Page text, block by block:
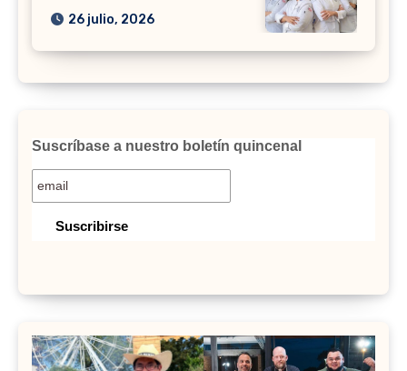
26 julio, 2026
Suscríbase a nuestro boletín quincenal